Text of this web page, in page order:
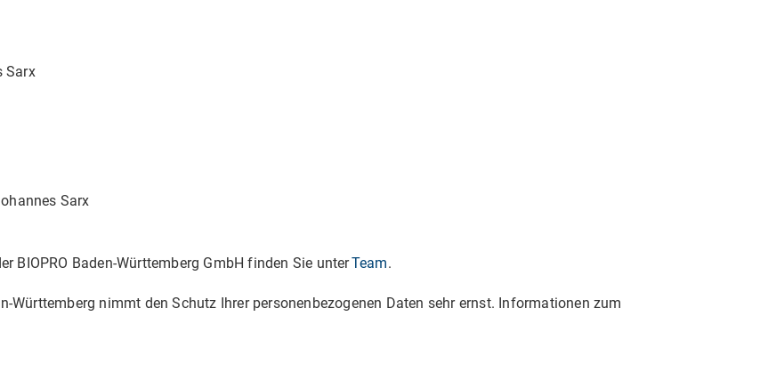
Sarx
Sarx
BIOPRO Baden-Württemberg GmbH finden Sie unterTeam.
Württemberg nimmt den Schutz Ihrer personenbezogenen Daten sehr ernst. Informationen zum